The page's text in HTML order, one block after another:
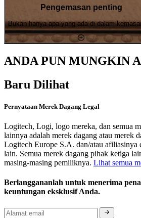
Pengemasan penting
Bukan hanya apa yang ada di dalam
ANDA PUN MUNGKIN
Baru Dilihat
Pernyataan Merek Dagang Legal
Logitech, Logi, logo mereka, dan semua
lainnya adalah merek dagang atau merek
Logitech Europe S.A. dan/atau afiliasinya
lain. Semua merek dagang pihak ketiga
masing-masing pemiliknya. Lihat semua
Berlanggananlah untuk menerima
keuntungan eksklusif Anda.